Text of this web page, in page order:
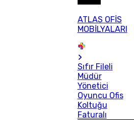
ATLAS OFİS
MOBİLYALARI
Sıfır Fileli
Müdür
Yönetici
Oyuncu Ofis
Koltuğu
Faturalı